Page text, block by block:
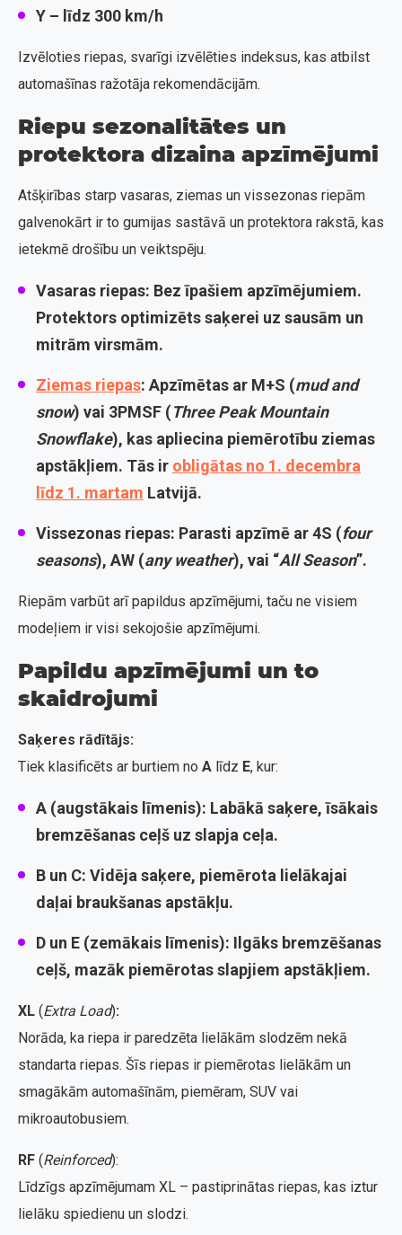
Y – līdz 300 km/h
Izvēloties riepas, svarīgi izvēlēties indeksus, kas atbilst
automašīnas ražotāja rekomendācijām.
Riepu sezonalitātes un
protektora dizaina apzīmējumi
Atšķirības starp vasaras, ziemas un vissezonas riepām
galvenokārt ir to gumijas sastāvā un protektora rakstā, kas
ietekmē drošību un veiktspēju.
Vasaras riepas: Bez īpašiem apzīmējumiem.
Protektors optimizēts saķerei uz sausām un
mitrām virsmām.
Ziemas riepas: Apzīmētas ar M+S (mud and
snow) vai 3PMSF (Three Peak Mountain
Snowflake), kas apliecina piemērotību ziemas
apstākļiem. Tās ir obligātas no 1. decembra
līdz 1. martam Latvijā.
Vissezonas riepas: Parasti apzīmē ar4S (four
seasons), AW (any weather), vai “All Season”.
Riepām varbūt arī papildus apzīmējumi, taču ne visiem
modeļiem ir visi sekojošie apzīmējumi.
Papildu apzīmējumi un to
skaidrojumi
Saķeres rādītājs:
Tiek klasificēts ar burtiem no A līdz E, kur:
A (augstākais līmenis): Labākā saķere, īsākais
bremzēšanas ceļš uz slapja ceļa.
B un C: Vidēja saķere, piemērota lielākajai
daļai braukšanas apstākļu.
D un E (zemākais līmenis): Ilgāks bremzēšanas
ceļš, mazāk piemērotas slapjiem apstākļiem.
XL (Extra Load):
Norāda, ka riepa ir paredzēta lielākām slodzēm nekā
standarta riepas. Šīs riepas ir piemērotas lielākām un
smagākām automašīnām, piemēram, SUV vai
mikroautobusiem.
RF (Reinforced):
Līdzīgs apzīmējumam XL – pastiprinātas riepas, kas iztur
lielāku spiedienu un slodzi.